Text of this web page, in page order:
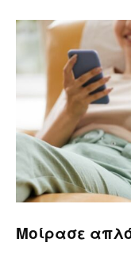
Μοίρασε